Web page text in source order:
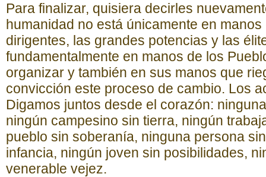
Para finalizar, quisiera decirles
humanidad no está únicamente en
dirigentes, las grandes potencias y las
fundamentalmente en manos de los
organizar y también en sus manos que
convicción este proceso de cambio. Los
Digamos juntos desde el corazón:
ningún campesino sin tierra, ningún
pueblo sin soberanía, ninguna persona
infancia, ningún joven sin posibilidades,
venerable vejez.